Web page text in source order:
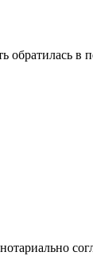
обратилась в